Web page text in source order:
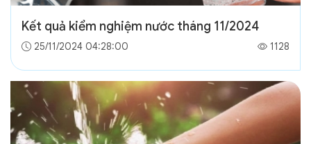
Kết quả kiểm nghiệm nước tháng 11/2024
25/11/2024 04:28:00 1128